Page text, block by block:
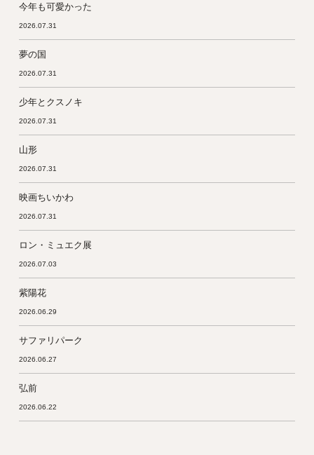
今年も可愛かった
2026.07.31
夢の国
2026.07.31
少年とクスノキ
2026.07.31
山形
2026.07.31
映画ちいかわ
2026.07.31
ロン・ミュエク展
2026.07.03
紫陽花
2026.06.29
サファリパーク
2026.06.27
弘前
2026.06.22